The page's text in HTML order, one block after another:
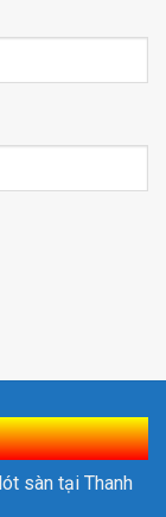
sàn tại Thanh